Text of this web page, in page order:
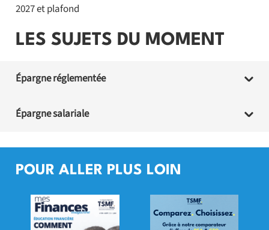
2027 et plafond
LES SUJETS DU MOMENT
Épargne réglementée
Épargne salariale
POUR ALLER PLUS LOIN